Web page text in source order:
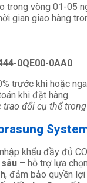
trong vòng 01-05
gian giao hàng
0QE00-0AA0
trước khi hoặc
khi đặt hàng.
trao đổi cụ thể
khẩu đầy đủ
– hỗ trợ lựa
, đảm bảo quyền lợi